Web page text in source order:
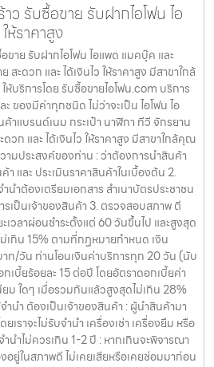
รับซื้อขาย รับฝากไอโฟน ไอ
ห้ราคาสูง
าย รับฝากไอโฟน ไอแพด แมคบุ๊ค และ
สะดวก และ ได้เงินไว ให้ราคาสูง มีสาขาใกล้
บริการโดย รับซื้อขายไอโฟน.com บริการ
ของมีค่าทุกชนิด ไม่ว่าจะเป็น ไอโฟน ไอ
แบรนด์เนม กระเป๋า นาฬิกา ทีวี จักรยาน
ดวก และ ได้เงินไว ให้ราคาสูง มีสาขาใกล้คุณ
ามประสงค์ของท่าน : ว่าต้องการนำสินค้า
และ ประเมินราคาสินค้าในเบื้องต้น 2.
ำต้องเตรียมเอกสาร สำเนาบัตรประชาชน
รเป็นเจ้าของสินค้า 3. ตรวจสอบสภาพ ตี
เวลาผ่อนชำระตั้งแต่ 60 วันขึ้นไป และสูงสุด
เกิน 15% ตามที่กฏหมายกำหนด เงิน
ท/วัน ท่านโอนเงินค่าบริการทุก 20 วัน (นับ
เบี้ยร้อยละ 15 ต่อปี โดยอัตราดอกเบี้ยค่า
ม ใดๆ เมื่อรวมกันแล้วสูงสุดไม่เกิน 28%
ำนำ ต้องเป็นเจ้าของสินค้า : ผู้นำสินค้ามา
เราจะไม่รับจำนำ เครื่องเช่า เครื่องยืม หรือ
นำไม่ควรเกิน 1-2 ปี : หากเกินจะพิจารณา
อยู่ในสภาพดี ไม่เคยเสียหรือเคยซ่อมมาก่อน